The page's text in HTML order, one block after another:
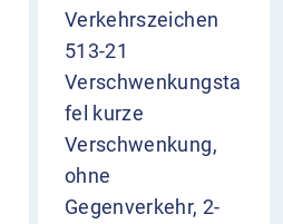
Verkehrszeichen
513-21
Verschwenkungsta
fel kurze
Verschwenkung,
ohne
Gegenverkehr, 2-